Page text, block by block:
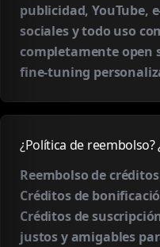
publicidad, YouTube,
sociales y todo uso
completamente open
fine-tuning
¿Política de reembolso?
Reembolso de
Créditos de
Créditos de
justos y amigables